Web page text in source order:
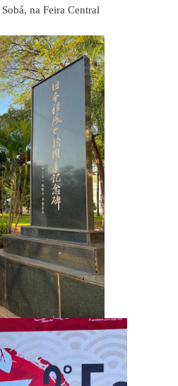
na Feira Central